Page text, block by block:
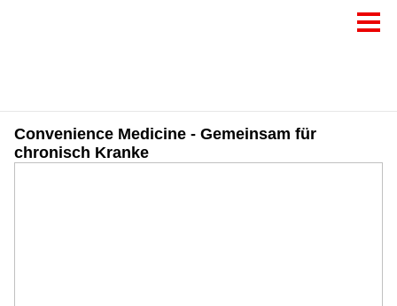
Convenience Medicine - Gemeinsam für
chronisch Kranke